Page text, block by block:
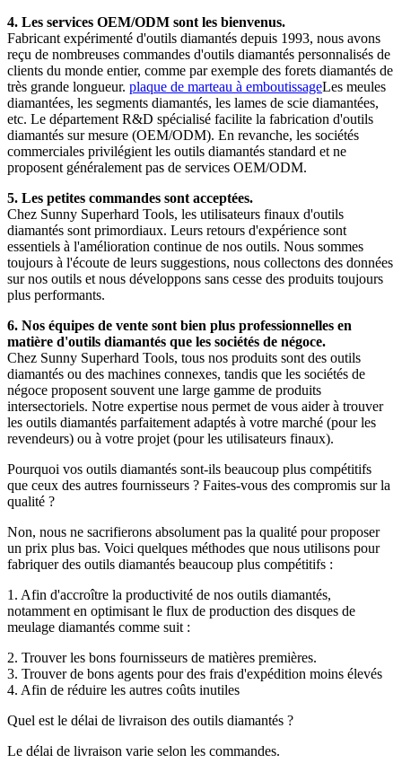
4. Les services OEM/ODM sont les bienvenus.
Fabricant expérimenté d'outils diamantés depuis 1993, nous avons
reçu de nombreuses commandes d'outils diamantés personnalisés de
clients du monde entier, comme par exemple des forets diamantés de
très grande longueur. plaque de marteau à emboutissageLes meules
diamantées, les segments diamantés, les lames de scie diamantées,
etc. Le département R&D spécialisé facilite la fabrication d'outils
diamantés sur mesure (OEM/ODM). En revanche, les sociétés
commerciales privilégient les outils diamantés standard et ne
proposent généralement pas de services OEM/ODM.
5. Les petites commandes sont acceptées.
Chez Sunny Superhard Tools, les utilisateurs finaux d'outils
diamantés sont primordiaux. Leurs retours d'expérience sont
essentiels à l'amélioration continue de nos outils. Nous sommes
toujours à l'écoute de leurs suggestions, nous collectons des données
sur nos outils et nous développons sans cesse des produits toujours
plus performants.
6. Nos équipes de vente sont bien plus professionnelles en
matière d'outils diamantés que les sociétés de négoce.
Chez Sunny Superhard Tools, tous nos produits sont des outils
diamantés ou des machines connexes, tandis que les sociétés de
négoce proposent souvent une large gamme de produits
intersectoriels. Notre expertise nous permet de vous aider à trouver
les outils diamantés parfaitement adaptés à votre marché (pour les
revendeurs) ou à votre projet (pour les utilisateurs finaux).
Pourquoi vos outils diamantés sont-ils beaucoup plus compétitifs
que ceux des autres fournisseurs ? Faites-vous des compromis sur la
qualité ?
Non, nous ne sacrifierons absolument pas la qualité pour proposer
un prix plus bas. Voici quelques méthodes que nous utilisons pour
fabriquer des outils diamantés beaucoup plus compétitifs :
1. Afin d'accroître la productivité de nos outils diamantés,
notamment en optimisant le flux de production des disques de
meulage diamantés comme suit :
2. Trouver les bons fournisseurs de matières premières.
3. Trouver de bons agents pour des frais d'expédition moins élevés
4. Afin de réduire les autres coûts inutiles
Quel est le délai de livraison des outils diamantés ?
Le délai de livraison varie selon les commandes.